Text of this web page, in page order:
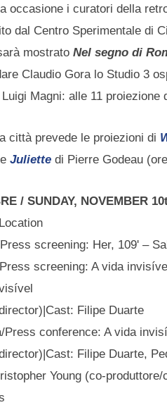
occasione i curatori della
dal Centro Sperimentale di
mostratoNel segno di
Claudio Gora lo Studio 3
Magni: alle 11 proiezione
città prevede le proiezioni di
eJuliette di Pierre Godeau
/ SUNDAY, NOVEMBER
screening: Her, 109' –
screening: A vida
Filipe Duarte
Press conference: A vida
Filipe Duarte,
Young (co-produttore/